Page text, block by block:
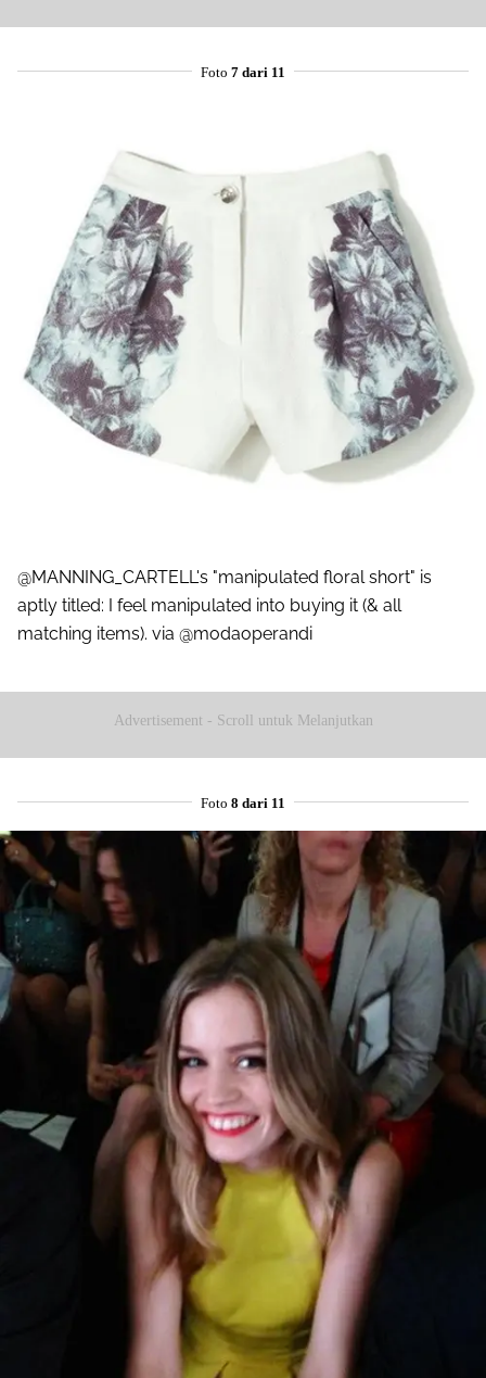
Foto 7 dari 11
@MANNING_CARTELL's "manipulated floral short" is
aptly titled: I feel manipulated into buying it (& all
matching items). via @modaoperandi
Advertisement - Scroll untuk Melanjutkan
Foto 8 dari 11
Mail